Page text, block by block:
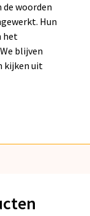
woorden
Hun
het
blijven
kijken uit